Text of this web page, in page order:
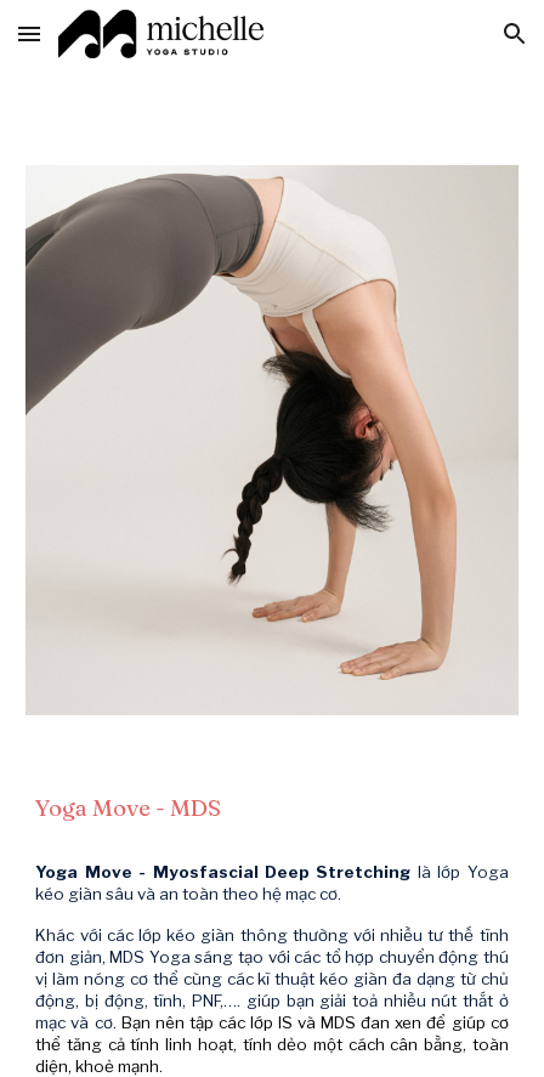
Skip to main content Skip to navigation
Yoga Move - MDS
Yoga Move - Myosfascial Deep Stretching là lớp Yoga
kéo giãn sâu và an toàn theo hệ mạc cơ.
Khác với các lớp kéo giãn thông thường với nhiều tư thế tĩnh
đơn giản, MDS Yoga sáng tạo với các tổ hợp chuyển động thú
vị làm nóng cơ thể cùng các kĩ thuật kéo giãn đa dạng từ chủ
động, bị động, tĩnh, PNF,…. giúp bạn giải toả nhiều nút thắt ở
mạc và cơ. Bạn nên tập các lớp IS và MDS đan xen để giúp cơ
thể tăng cả tính linh hoạt, tính dẻo một cách cân bằng, toàn
diện, khoẻ mạnh.